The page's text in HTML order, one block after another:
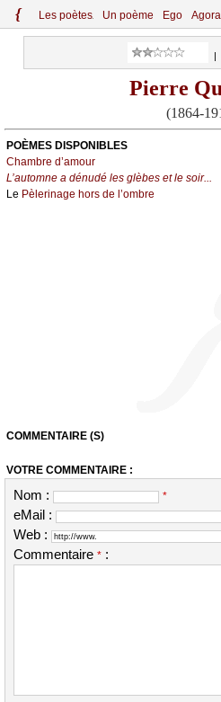
{ Les poètes Un poème Ego Agora
Pierre
(1864-
POÈMES DISPONIBLES
Chambre d’amour
L’automne a dénudé les glèbes et le soir...
Le Pèlerinage hors de l’ombre
COMMENTAIRE (S)
VOTRE COMMENTAIRE :
Nom : *
eMail :
Web :
Commentaire * :